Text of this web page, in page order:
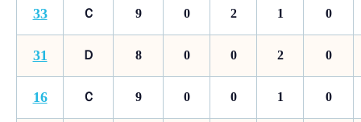
33 Ｃ 9 0 2 1 0
31 Ｄ 8 0 0 2 0
16 Ｃ 9 0 0 1 0